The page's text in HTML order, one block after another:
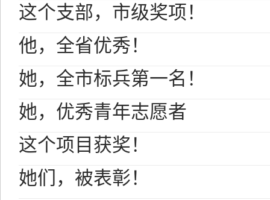
这个支部，市级奖项！
他，全省优秀！
她，全市标兵第一名！
她，优秀青年志愿者
这个项目获奖！
她们，被表彰！